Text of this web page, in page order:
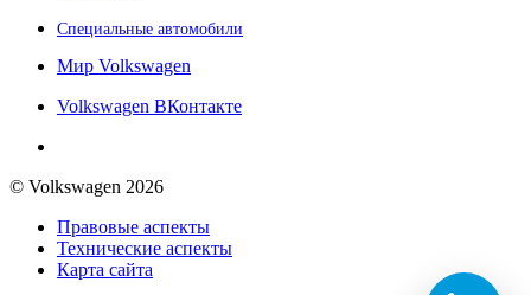
Специальные автомобили
Мир Volkswagen
Volkswagen ВКонтакте
© Volkswagen 2026
Правовые аспекты
Технические аспекты
Карта сайта